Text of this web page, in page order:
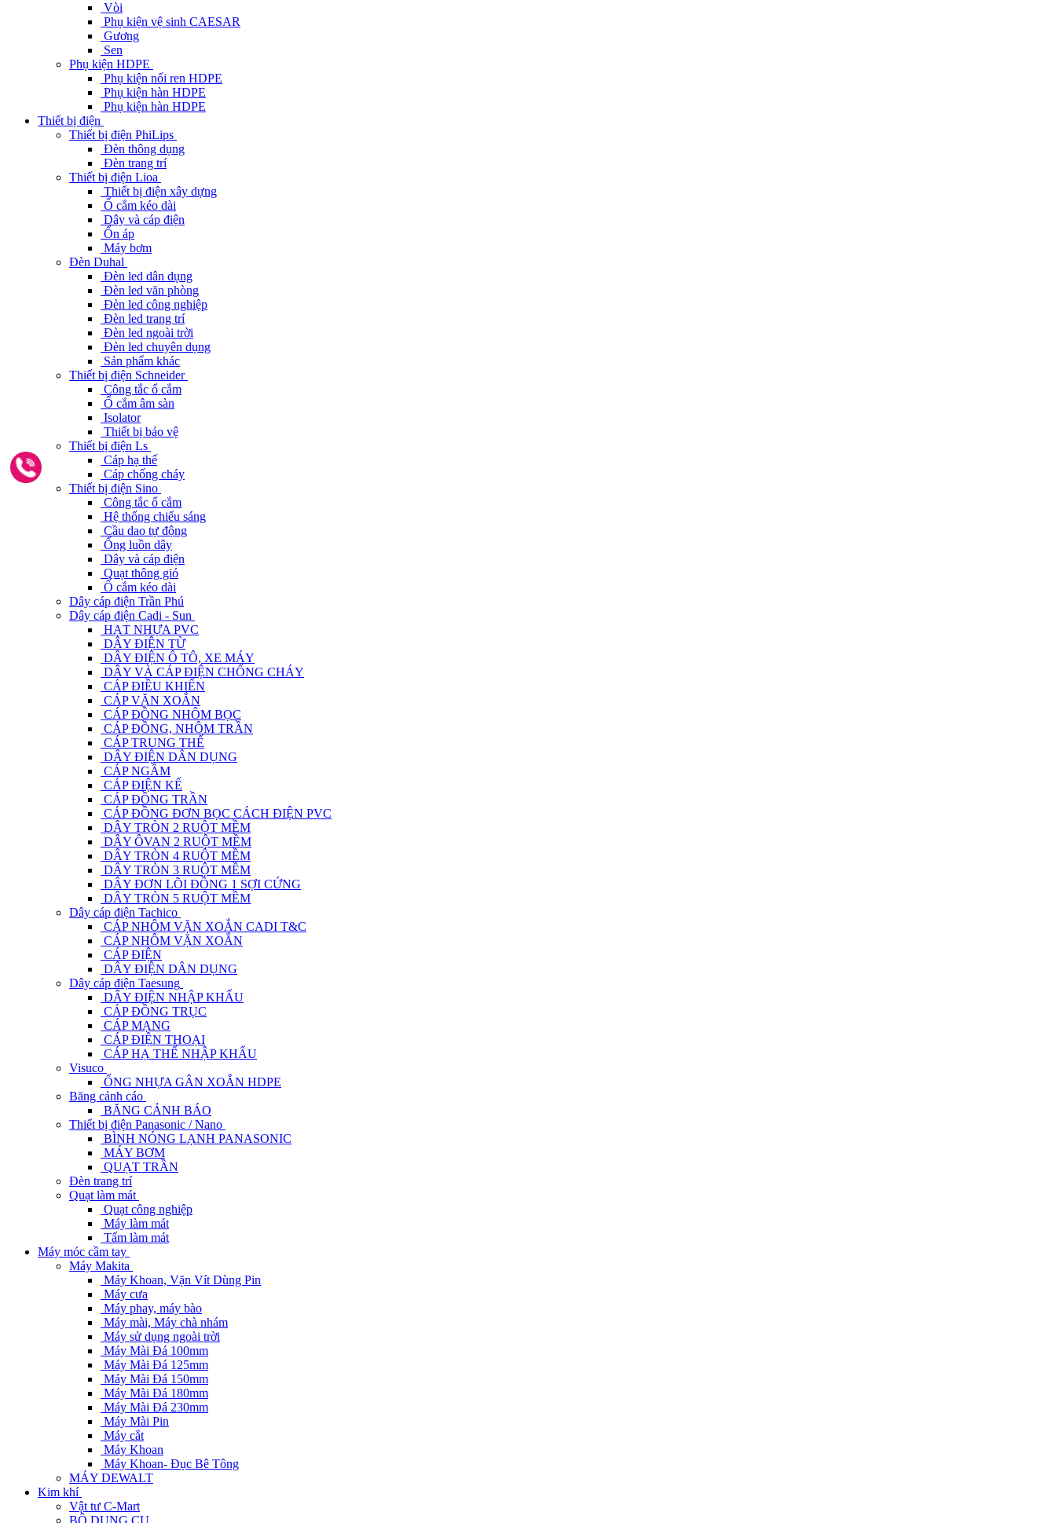
Vòi
Phụ kiện vệ sinh CAESAR
Gương
Sen
Phụ kiện HDPE
Phụ kiện nối ren HDPE
Phụ kiện hàn HDPE
Phụ kiện hàn HDPE
Thiết bị điện
Thiết bị điện PhiLips
Đèn thông dụng
Đèn trang trí
Thiết bị điện Lioa
Thiết bị điện xây dựng
Ổ cắm kéo dài
Dây và cáp điện
Ổn áp
Máy bơm
Đèn Duhal
Đèn led dân dụng
Đèn led văn phòng
Đèn led công nghiệp
Đèn led trang trí
Đèn led ngoài trời
Đèn led chuyên dụng
Sản phẩm khác
Thiết bị điện Schneider
Công tắc ổ cắm
Ổ cắm âm sàn
Isolator
Thiết bị bảo vệ
Thiết bị điện Ls
Cáp hạ thế
Cáp chống cháy
Thiết bị điện Sino
Công tắc ổ cắm
Hệ thống chiếu sáng
Cầu dao tự động
Ống luồn dây
Dây và cáp điện
Quạt thông gió
Ổ cắm kéo dài
Dây cáp điện Trần Phú
Dây cáp điện Cadi - Sun
HẠT NHỰA PVC
DÂY ĐIỆN TỪ
DÂY ĐIỆN Ô TÔ, XE MÁY
DÂY VÀ CÁP ĐIỆN CHỐNG CHÁY
CÁP ĐIỀU KHIỂN
CÁP VẶN XOẮN
CÁP ĐỒNG NHÔM BỌC
CÁP ĐỒNG, NHÔM TRẦN
CÁP TRUNG THẾ
DÂY ĐIỆN DÂN DỤNG
CÁP NGẦM
CÁP ĐIỆN KẾ
CÁP ĐỒNG TRẦN
CÁP ĐỒNG ĐƠN BỌC CÁCH ĐIỆN PVC
DÂY TRÒN 2 RUỘT MỀM
DÂY ÔVAN 2 RUỘT MỀM
DÂY TRÒN 4 RUỘT MỀM
DÂY TRÒN 3 RUỘT MỀM
DÂY ĐƠN LÕI ĐỒNG 1 SỢI CỨNG
DÂY TRÒN 5 RUỘT MỀM
Dây cáp điện Tachico
CÁP NHÔM VẶN XOẮN CADI T&C
CÁP NHÔM VẶN XOẮN
CÁP ĐIỆN
DÂY ĐIỆN DÂN DỤNG
Dây cáp điện Taesung
DÂY ĐIỆN NHẬP KHẨU
CÁP ĐỒNG TRỤC
CÁP MẠNG
CÁP ĐIỆN THOẠI
CÁP HẠ THẾ NHẬP KHẨU
Visuco
ỐNG NHỰA GÂN XOẮN HDPE
Băng cảnh cáo
BĂNG CẢNH BÁO
Thiết bị điện Panasonic / Nano
BÌNH NÓNG LẠNH PANASONIC
MÁY BƠM
QUẠT TRẦN
Đèn trang trí
Quạt làm mát
Quạt công nghiệp
Máy làm mát
Tấm làm mát
Máy móc cầm tay
Máy Makita
Máy Khoan, Vặn Vít Dùng Pin
Máy cưa
Máy phay, máy bào
Máy mài, Máy chà nhám
Máy sử dụng ngoài trời
Máy Mài Đá 100mm
Máy Mài Đá 125mm
Máy Mài Đá 150mm
Máy Mài Đá 180mm
Máy Mài Đá 230mm
Máy Mài Pin
Máy cắt
Máy Khoan
Máy Khoan- Đục Bê Tông
MÁY DEWALT
Kim khí
Vật tư C-Mart
BỘ DỤNG CỤ
Gọi ngay 0962291187